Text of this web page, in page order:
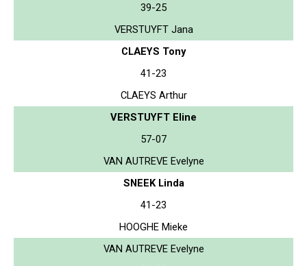
39-25
VERSTUYFT Jana
CLAEYS Tony
41-23
CLAEYS Arthur
VERSTUYFT Eline
57-07
VAN AUTREVE Evelyne
SNEEK Linda
41-23
HOOGHE Mieke
VAN AUTREVE Evelyne